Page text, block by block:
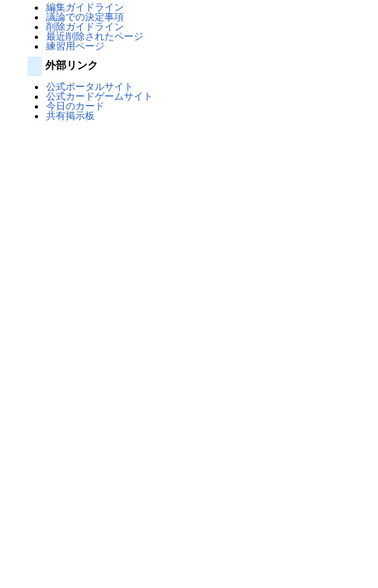
編集ガイドライン
議論での決定事項
削除ガイドライン
最近削除されたページ
練習用ページ
外部リンク
公式ポータルサイト
公式カードゲームサイト
今日のカード
共有掲示板